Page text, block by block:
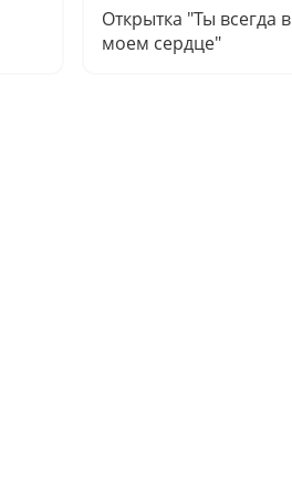
Открытка "Ты всегда в
моем сердце"